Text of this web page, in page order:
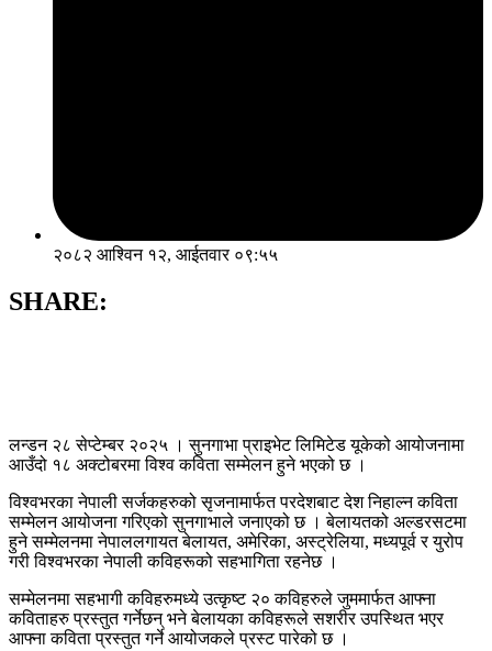
२०८२ आश्विन १२, आईतवार ०९:५५
SHARE:
लन्डन २८ सेप्टेम्बर २०२५ । सुनगाभा प्राइभेट लिमिटेड यूकेको आयोजनामा
आउँदो १८ अक्टोबरमा विश्व कविता सम्मेलन हुने भएको छ ।
विश्वभरका नेपाली सर्जकहरुको सृजनामार्फत परदेशबाट देश निहाल्न कविता
सम्मेलन आयोजना गरिएको सुनगाभाले जनाएको छ । बेलायतको अल्डरसटमा
हुने सम्मेलनमा नेपाललगायत बेलायत, अमेरिका, अस्ट्रेलिया, मध्यपूर्व र युरोप
गरी विश्वभरका नेपाली कविहरूको सहभागिता रहनेछ ।
सम्मेलनमा सहभागी कविहरुमध्ये उत्कृष्ट २० कविहरुले जुममार्फत आफ्ना
कविताहरु प्रस्तुत गर्नेछन् भने बेलायका कविहरूले सशरीर उपस्थित भएर
आफ्ना कविता प्रस्तुत गर्ने आयोजकले प्रस्ट पारेको छ ।